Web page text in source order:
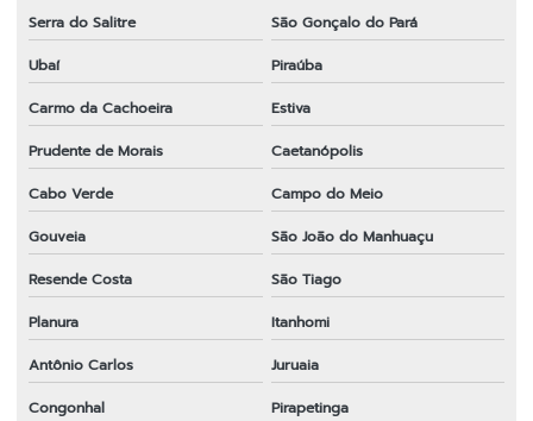
Serra do Salitre
São Gonçalo do Pará
Ubaí
Piraúba
Carmo da Cachoeira
Estiva
Prudente de Morais
Caetanópolis
Cabo Verde
Campo do Meio
Gouveia
São João do Manhuaçu
Resende Costa
São Tiago
Planura
Itanhomi
Antônio Carlos
Juruaia
Congonhal
Pirapetinga